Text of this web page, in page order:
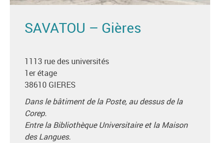
SAVATOU – Gières
1113 rue des universités
1er étage
38610 GIERES
Dans le bâtiment de la Poste, au dessus de la
Corep.
Entre la Bibliothèque Universitaire et la Maison
des Langues.